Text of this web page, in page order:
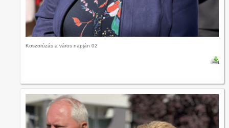
Koszorúzás a város napján 02